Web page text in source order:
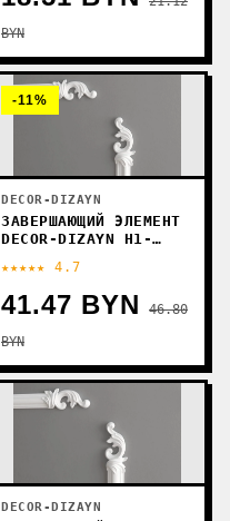
BYN
-11%
DECOR-DIZAYN
ЗАВЕРШАЮЩИЙ ЭЛЕМЕНТ
DECOR-DIZAYN H1-
★★★★★ 4.7
41.47 BYN
46.80
BYN
DECOR-DIZAYN